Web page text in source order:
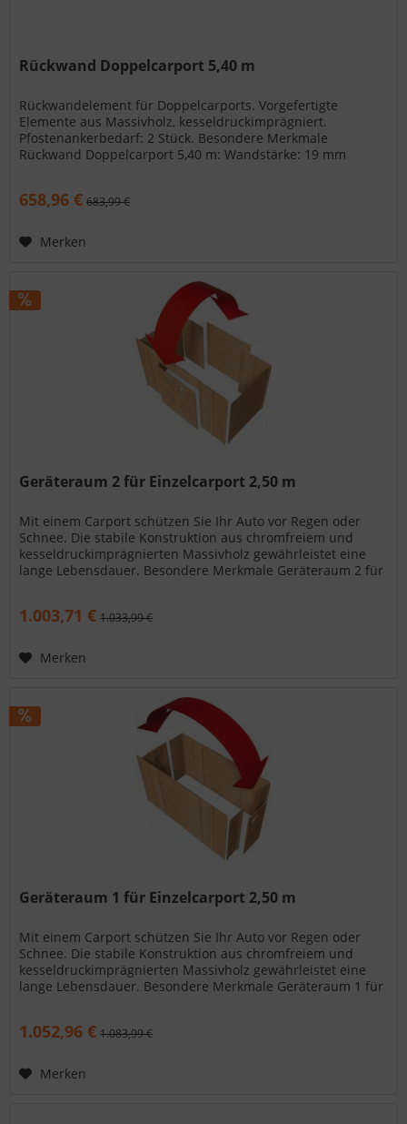
Rückwand Doppelcarport 5,40 m
Rückwandelement für Doppelcarports. Vorgefertigte
Elemente aus Massivholz, kesseldruckimprägniert.
Pfostenankerbedarf: 2 Stück. Besondere Merkmale
Rückwand Doppelcarport 5,40 m: Wandstärke: 19 mm
658,96 € 683,99 €
Merken
Geräteraum 2 für Einzelcarport 2,50 m
Mit einem Carport schützen Sie Ihr Auto vor Regen oder
Schnee. Die stabile Konstruktion aus chromfreiem und
kesseldruckimprägnierten Massivholz gewährleistet eine
lange Lebensdauer. Besondere Merkmale Geräteraum 2 für
1.003,71 € 1.033,99 €
Merken
Geräteraum 1 für Einzelcarport 2,50 m
Mit einem Carport schützen Sie Ihr Auto vor Regen oder
Schnee. Die stabile Konstruktion aus chromfreiem und
kesseldruckimprägnierten Massivholz gewährleistet eine
lange Lebensdauer. Besondere Merkmale Geräteraum 1 für
1.052,96 € 1.083,99 €
Merken